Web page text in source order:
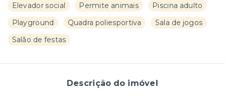
Elevador social
Permite animais
Piscina adulto
Playground
Quadra poliesportiva
Sala de jogos
Salão de festas
Descrição do imóvel